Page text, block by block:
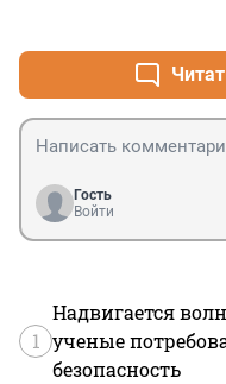
Гость
Войти
1
Надвигается
ученые
безопасность